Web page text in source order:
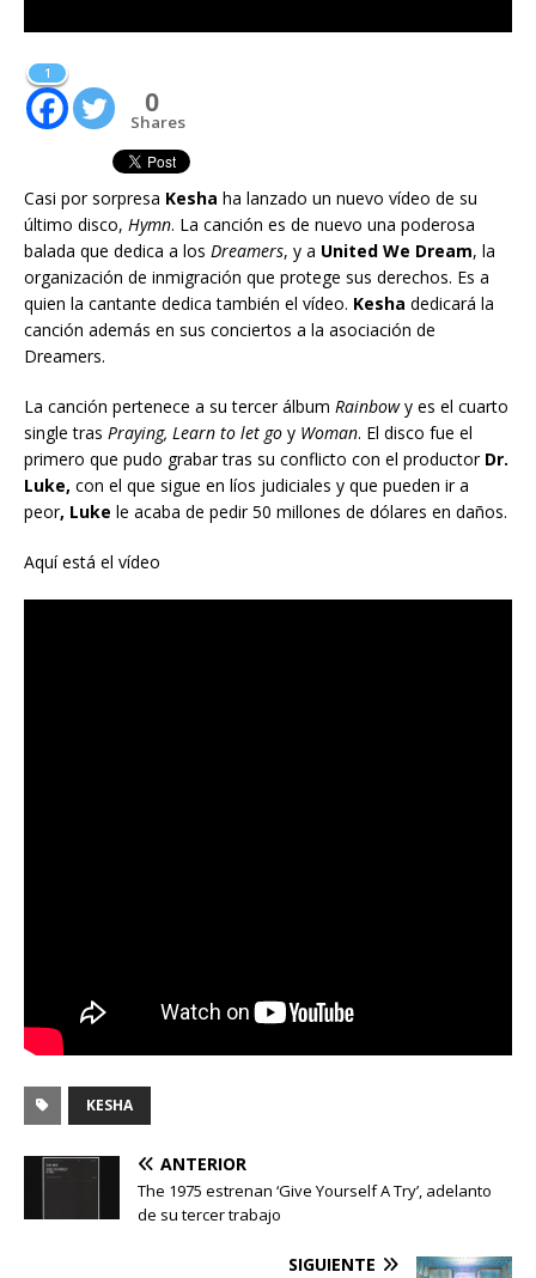
1
0
Shares
Casi por sorpresa Kesha ha lanzado un nuevo vídeo de su
último disco, Hymn. La canción es de nuevo una poderosa
balada que dedica a los Dreamers, y a United We Dream, la
organización de inmigración que protege sus derechos. Es a
quien la cantante dedica también el vídeo. Kesha dedicará la
canción además en sus conciertos a la asociación de
Dreamers.
La canción pertenece a su tercer álbum Rainbowy es el cuarto
single tras Praying, Learn to let go y Woman. El disco fue el
primero que pudo grabar tras su conflicto con el productorDr.
Luke, con el que sigue en líos judiciales y que pueden ir a
peor, Luke le acaba de pedir 50 millones de dólares en daños.
Aquí está el vídeo
KESHA
ANTERIOR
The 1975 estrenan ‘Give Yourself A Try’, adelanto
de su tercer trabajo
SIGUIENTE